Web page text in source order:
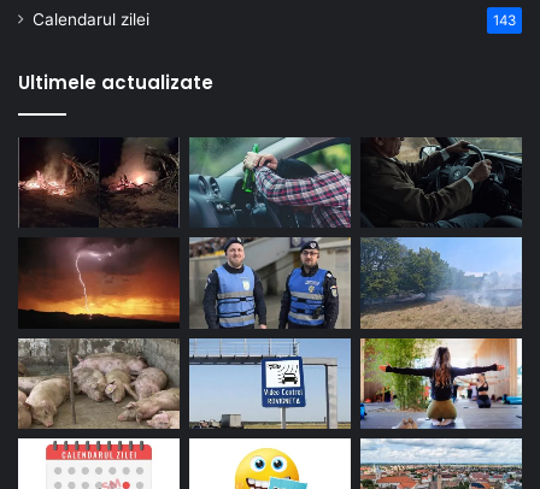
Calendarul zilei 143
Ultimele actualizate